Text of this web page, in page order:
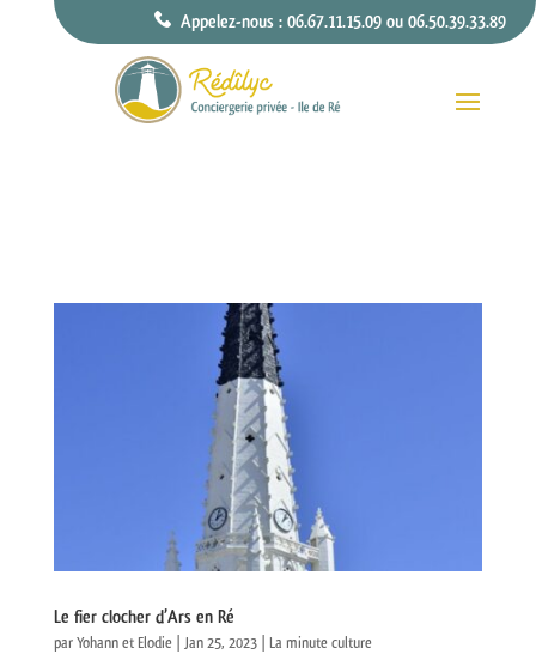
Appelez-nous : 06.67.11.15.09 ou 06.50.39.33.89
Le fier clocher d’Ars en Ré
parYohann et Elodie| Jan 25, 2023| La minute culture